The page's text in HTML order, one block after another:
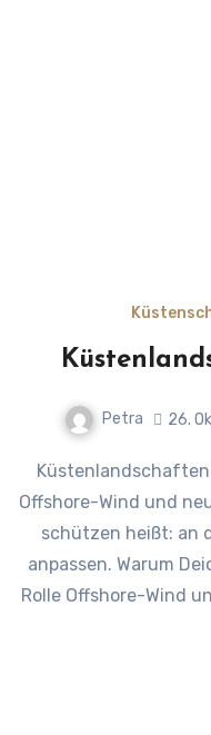
Petra 26.
Küstenlandschaften schützen: Zwischen Deichen,
Offshore-Wind und
schützen heißt: an
anpassen. Warum
Rolle Offshore-Wind